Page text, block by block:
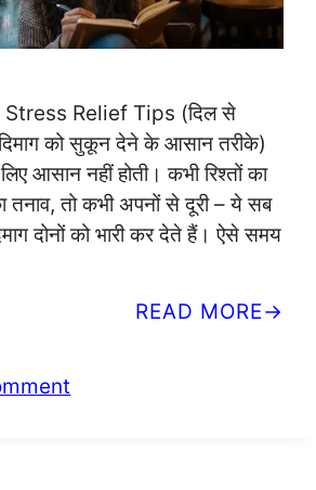
Relief Tips (दिल से
को सुकून देने के आसान तरीके)
आसान नहीं होती। कभी रिश्तों का
तनाव, तो कभी अपनों से दूरी – ये सब
दोनों को भारी कर देते हैं। ऐसे समय
READ MORE